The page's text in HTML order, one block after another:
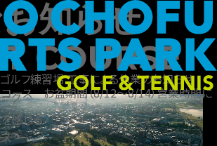
ク
知らせ
ゴルフ練習場 工事による休業のお知らせ
コース お盆期間（8/12～8/14）営業時間に
COURSE
感じる